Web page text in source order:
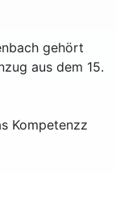
gehört
aus dem 15.
Kompetenzz